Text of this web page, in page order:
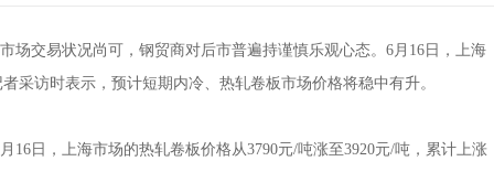
易状况尚可，钢贸商对后市普遍持谨慎乐观心态。6月16日，上海
采访时表示，预计短期内冷、热轧卷板市场价格将稳中有升。
，上海市场的热轧卷板价格从3790元/吨涨至3920元/吨，累计上涨